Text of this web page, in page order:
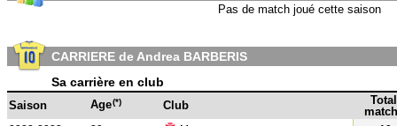
Pas de match joué cette saison
CARRIERE de Andrea BARBERIS
Sa carrière en club
Saison Age(*) Club
Total